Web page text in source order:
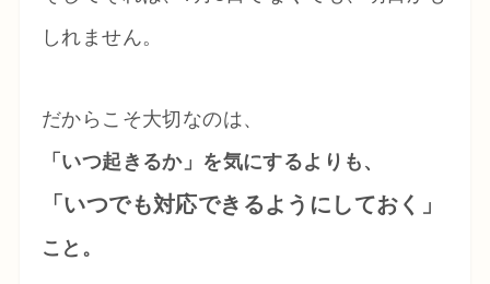
しれません。
だからこそ大切なのは、
「いつ起きるか」を気にするよりも、
「いつでも対応できるようにしておく」
こと。